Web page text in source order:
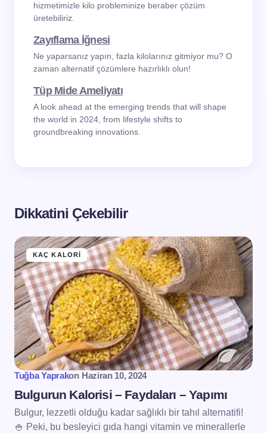
hizmetimizle kilo probleminize beraber çözüm
üretebiliriz.
Zayıflama İğnesi
Ne yaparsanız yapın, fazla kilolarınız gitmiyor mu? O
zaman alternatif çözümlere hazırlıklı olun!
Tüp Mide Ameliyatı
A look ahead at the emerging trends that will shape
the world in 2024, from lifestyle shifts to
groundbreaking innovations.
Dikkatini Çekebilir
KAÇ KALORI
Tuğba Yaprakon Haziran 10, 2024
Bulgurun Kalorisi – Faydaları – Yapımı
Bulgur, lezzetli olduğu kadar sağlıklı bir tahıl alternatifi!
🍚 Peki, bu besleyici gıda hangi vitamin ve minerallerle